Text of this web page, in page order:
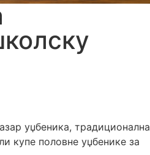
уџбеника, традиционална
купе половне уџбенике за